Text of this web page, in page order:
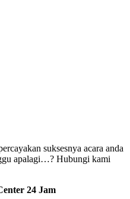
suksesnya acara anda
apalagi…? Hubungi kami
24 Jam